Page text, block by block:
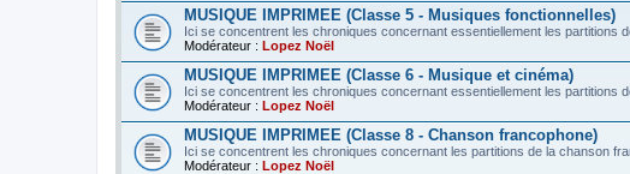
MUSIQUE IMPRIMEE (Classe 5 - Musiques fonctionnelles)
Ici se concentrent les chroniques concernant essentiellement les partitions
Modérateur : Lopez Noël
MUSIQUE IMPRIMEE (Classe 6 - Musique et cinéma)
Ici se concentrent les chroniques concernant essentiellement les partitions
Modérateur : Lopez Noël
MUSIQUE IMPRIMEE (Classe 8 - Chanson francophone)
Ici se concentrent les chroniques concernant les partitions de la chanson
Modérateur : Lopez Noël